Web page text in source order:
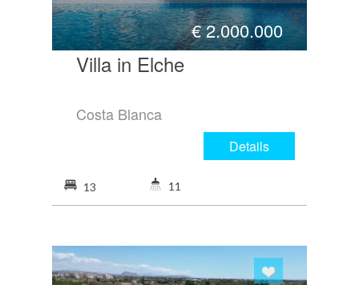
€2.000.000
Villa in Elche
Costa Blanca
Details
13 11